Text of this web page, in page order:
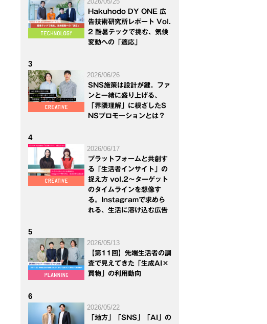
Hakuhodo DY ONE 広
告技術研究所レポート Vol.
2 酷暑テックで挑む、気候
変動への「適応」
3
2026/06/26
SNS施策は設計が鍵。ファ
ンと一緒に盛り上げる、
「界隈理解」に根ざしたS
NSプロモーションとは？
4
2026/06/17
プラットフォームと共創す
る「生活者インサイト」の
捉え方 vol.2～ターゲット
のタイムラインを想像す
る。Instagramで求めら
れる、生活に溶け込む広告
5
2026/05/13
【第11回】先端生活者の調
査で見えてきた「生成AI×
買物」の利用動向
6
2026/05/22
「地方」「SNS」「AI」の